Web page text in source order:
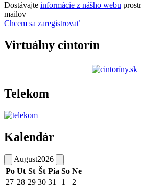
Dostávajte informácie z nášho webu
mailov
Chcem sa zaregistrovať
Virtuálny cintorín
Telekom
Kalendár
August2026
Po Ut St Št Pia So Ne
27 28 29 30 31 1
2